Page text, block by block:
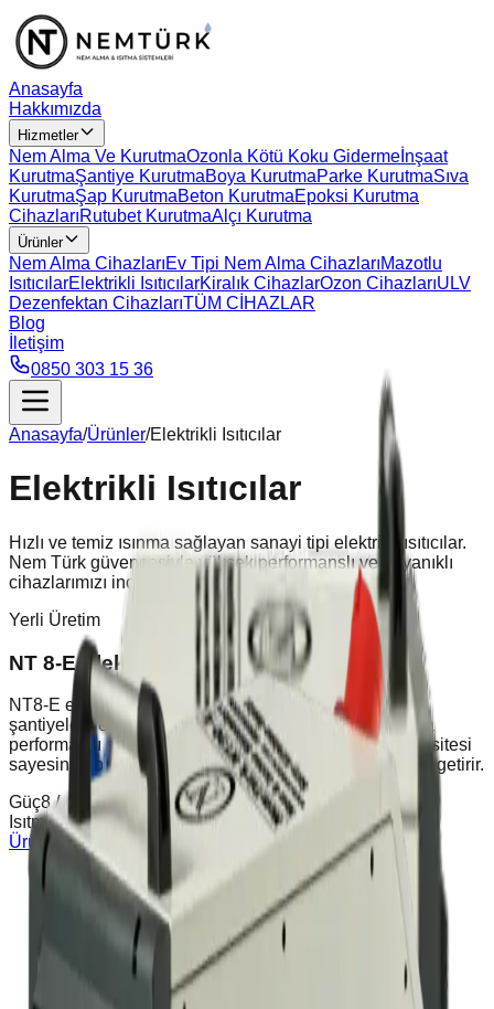
Anasayfa
Hakkımızda
Hizmetler
Nem Alma Ve KurutmaOzonla Kötü Koku Giderme İnşaat
KurutmaŞantiye KurutmaBoya KurutmaParke KurutmaSıva
KurutmaŞap KurutmaBeton KurutmaEpoksi Kurutma
CihazlarıRutubet KurutmaAlçı Kurutma
Ürünler
Nem Alma CihazlarıEv Tipi Nem Alma CihazlarıMazotlu
IsıtıcılarElektrikli IsıtıcılarKiralık CihazlarOzon CihazlarıULV
Dezenfektan CihazlarıTÜM CİHAZLAR
Blog
İletişim
0850 303 15 36
Anasayfa/Ürünler/Elektrikli Isıtıcılar
Elektrikli Isıtıcılar
Hızlı ve temiz ısınma sağlayan sanayi tipi elektrikli ısıtıcılar.
Nem Türk güvencesiyle yüksek performanslı ve dayanıklı
cihazlarımızı inceleyin.
Yerli Üretim
NT 8-E Elektrikli Isıtıcı (8 kW)
NT8-E endüstriyel ısıtıcı; fabrikalar, depolar, atölyeler,
şantiyeler ve geniş hacimli alanlarda maksimum ısıtma
performansı sunar. Güçlü yapısı ve yüksek ısıtma kapasitesi
sayesinde ortam sıcaklığını kısa sürede ideal seviyeye getirir.
Güç8 / 4 KW
Isıtma Kapasitesi
6,880 Kcal/h
Ürünü İncele